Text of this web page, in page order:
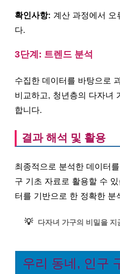
확인사항: 계산 과정에서 오
다.
3단계: 트렌드 분석
수집한 데이터를 바탕으로
비교하고, 청년층의 다자녀
합니다.
결과 해석 및 활용
최종적으로 분석한 데이터
구 기초 자료로 활용할 수
터를 기반으로 한 정확한 분
💡 다자녀 가구의 비밀을
우리 동네, 인구